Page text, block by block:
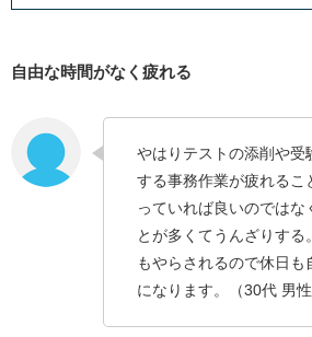
自由な時間がなく疲れる
やはりテストの添削や受
する事務作業が疲れるこ
っていれば良いのではな
とが多くてうんざりする
もやらされるので休日も
になります。（30代 男性